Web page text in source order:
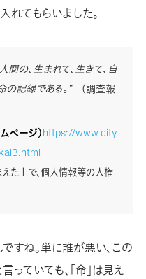
れてもらいました。
の、生まれて、生きて、自
記録である。”（調査報
ページ）https://www.city.
た上で、個人情報等の人権
すね。単に誰が悪い、この
ていても、「命」は見え